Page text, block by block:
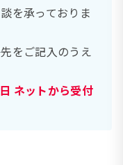
を承っておりま
をご記入のうえ
ネットから受付